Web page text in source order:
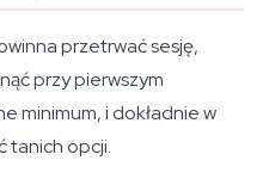
przetrwać sesję,
przy pierwszym
minimum, i dokładnie w
tanich opcji.